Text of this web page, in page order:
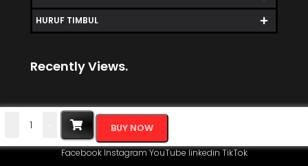
HURUF TIMBUL
Recently Views.
BUY NOW
FacebookInstagramYouTubelinkedinTikTok